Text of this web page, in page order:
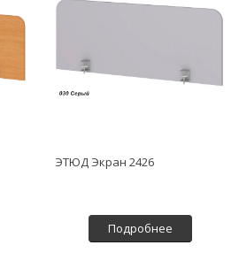
ЭТЮД Экран 2426
Подробнее